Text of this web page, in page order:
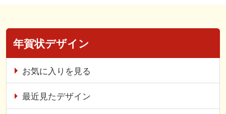
年賀状デザイン
お気に入りを見る
最近見たデザイン